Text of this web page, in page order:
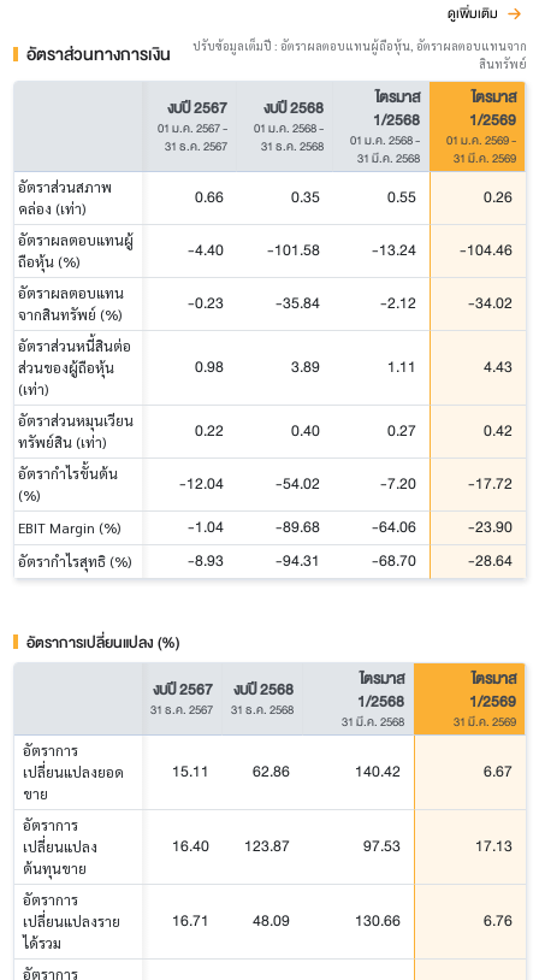
ดูเพิ่มเติม
อัตราส่วนทางการเงิน
ปรับข้อมูลเต็มปี : อัตราผลตอบแทนผู้ถือหุ้น, อัตราผลตอบแทนจาก
สินทรัพย์
งบปี 2567
01 ม.ค. 2567-
31 ธ.ค. 2567
งบปี 2568
01 ม.ค. 2568-
31 ธ.ค. 2568
ไตรมาส
1/2568
01 ม.ค. 2568-
31 มี.ค. 2568
ไตรมาส
1/2569
01 ม.ค. 2569-
31 มี.ค. 2569
อัตราส่วนสภาพ
คล่อง (เท่า)
0.66 0.35 0.55 0.26
อัตราผลตอบแทนผู้
ถือหุ้น (%)
-4.40 -101.58 -13.24 -104.46
อัตราผลตอบแทน
จากสินทรัพย์ (%)
-0.23 -35.84 -2.12 -34.02
อัตราส่วนหนี้สินต่อ
ส่วนของผู้ถือหุ้น
(เท่า)
0.98 3.89 1.11 4.43
อัตราส่วนหมุนเวียน
ทรัพย์สิน (เท่า)
0.22 0.40 0.27 0.42
อัตรากำไรขั้นต้น
(%)
-12.04 -54.02 -7.20 -17.72
EBIT Margin (%) -1.04 -89.68 -64.06 -23.90
อัตรากำไรสุทธิ (%) -8.93 -94.31 -68.70 -28.64
อัตราการเปลี่ยนแปลง (%)
งบปี 2567
31 ธ.ค. 2567
งบปี 2568
31 ธ.ค. 2568
ไตรมาส
1/2568
31 มี.ค. 2568
ไตรมาส
1/2569
31 มี.ค. 2569
อัตราการ
เปลี่ยนแปลงยอด
ขาย
15.11 62.86 140.42 6.67
อัตราการ
เปลี่ยนแปลง
ต้นทุนขาย
16.40 123.87 97.53 17.13
อัตราการ
เปลี่ยนแปลงราย
ได้รวม
16.71 48.09 130.66 6.76
อัตราการ